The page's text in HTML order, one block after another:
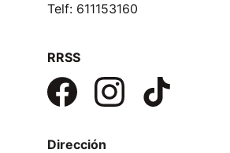
RRSS
Telf: 611153160
Dirección